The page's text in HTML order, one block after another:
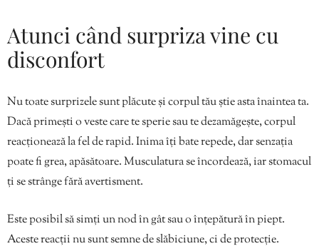
Atunci când surpriza vine cu
disconfort
Nu toate surprizele sunt plăcute și corpul tău știe asta înaintea ta.
Dacă primești o veste care te sperie sau te dezamăgește, corpul
reacționează la fel de rapid. Inima îți bate repede, dar senzația
poate fi grea, apăsătoare. Musculatura se încordează, iar stomacul
ți se strânge fără avertisment.
Este posibil să simți un nod în gât sau o înțepătură în piept.
Aceste reacții nu sunt semne de slăbiciune, ci de protecție.